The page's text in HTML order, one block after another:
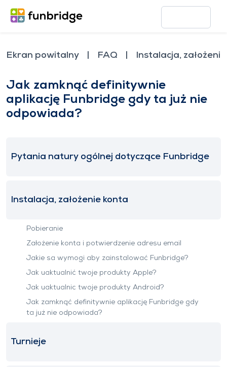
Ekran powitalny FAQ Instalacja,
Jak zamknąć definitywnie
aplikację Funbridge gdy ta już nie
odpowiada?
Pytania natury ogólnej dotyczące Funbridge
Instalacja, założenie konta
Pobieranie
Założenie konta i potwierdzenie adresu email
Jakie sa wymogi aby zainstalować Funbridge?
Jak uaktualnić twoje produkty Apple?
Jak uaktualnic twoje produkty Android?
Jak zamknąć definitywnie aplikację Funbridge gdy
ta już nie odpowiada?
Turnieje